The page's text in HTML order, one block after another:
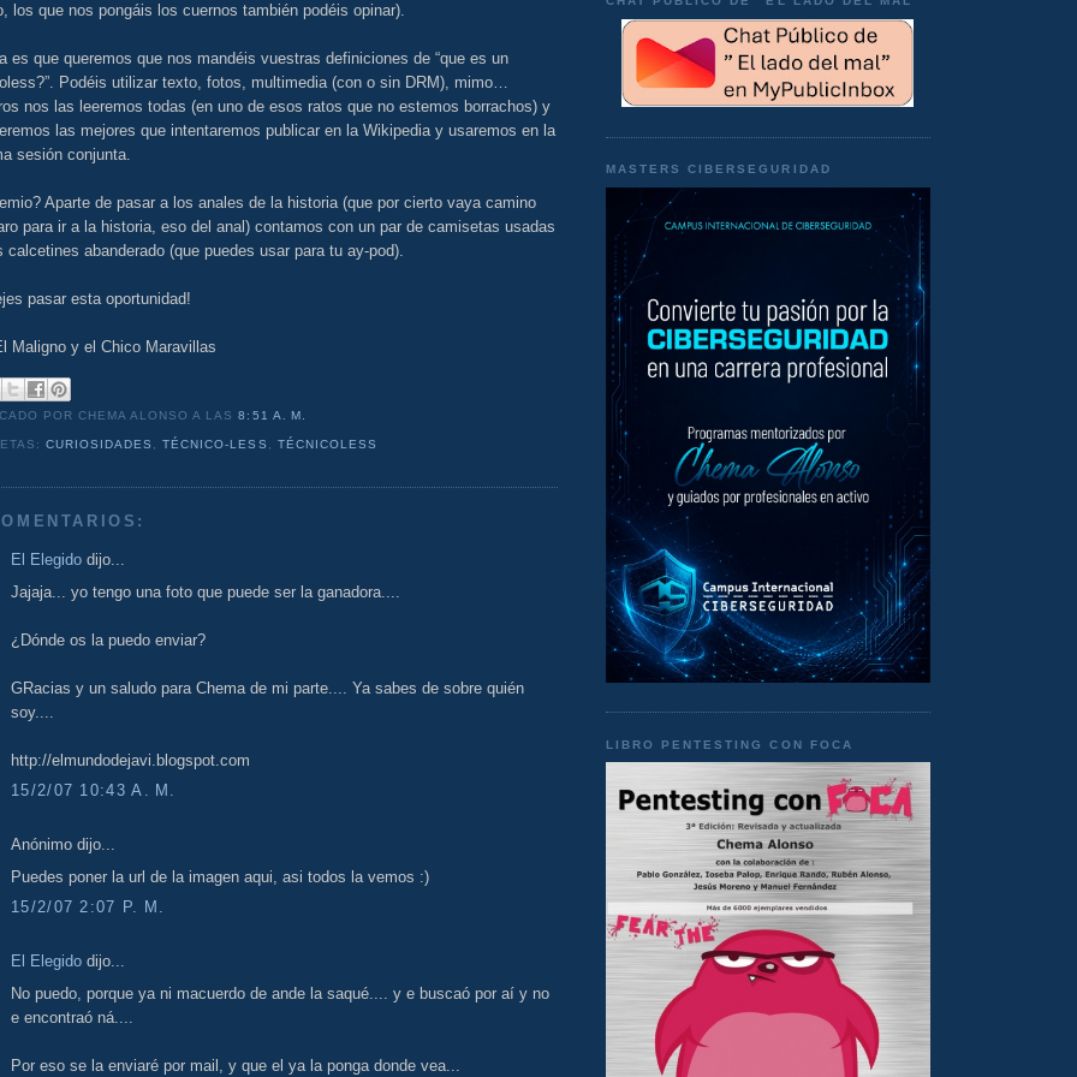
los que nos pongáis los cuernos también podéis opinar).
es que queremos que nos mandéis vuestras definiciones de “que es un
Podéis utilizar texto, fotos, multimedia (con o sin DRM), mimo…
nos las leeremos todas (en uno de esos ratos que no estemos borrachos) y
las mejores que intentaremos publicar en la Wikipedia y usaremos en la
sesión conjunta.
Aparte de pasar a los anales de la historia (que por cierto vaya camino
para ir a la historia, eso del anal) contamos con un par de camisetas usadas
calcetines abanderado (que puedes usar para tu ay-pod).
pasar esta oportunidad!
Maligno y el Chico Maravillas
POR CHEMA ALONSOA LAS8:51 A. M.
CURIOSIDADES ,TÉCNICO-LESS TÉCNICOLESS
El Elegido dijo...
Jajaja... yo tengo una foto que puede ser la ganadora....
¿Dónde os la puedo enviar?
GRacias y un saludo para Chema de mi parte.... Ya sabes de sobre quién
soy....
http://elmundodejavi.blogspot.com
15/2/07 10:43 A. M.
Anónimo dijo...
Puedes poner la url de la imagen aqui, asi todos la vemos :)
15/2/07 2:07 P. M.
El Elegido dijo...
No puedo, porque ya ni macuerdo de ande la saqué.... y e buscaó por aí y no
e encontraó ná....
Por eso se la enviaré por mail, y que el ya la ponga donde vea...
MASTERS CIBERSEGURIDAD
LIBRO PENTESTING CON FOCA